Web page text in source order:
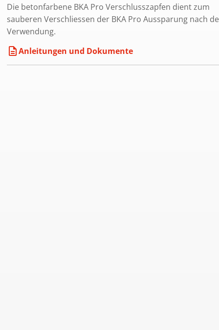
Die betonfarbene BKA Pro Verschlusszapfen dient zum
sauberen Verschliessen der BKA Pro Aussparung nach
Verwendung.
descriptionAnleitungen und Dokumente